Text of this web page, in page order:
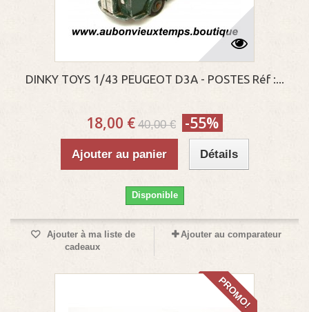
DINKY TOYS 1/43 PEUGEOT D3A - POSTES Réf :...
18,00 € 40,00 € -55%
Ajouter au panier Détails
Disponible
Ajouter à ma liste de
cadeaux
Ajouter au comparateur
PROMO!